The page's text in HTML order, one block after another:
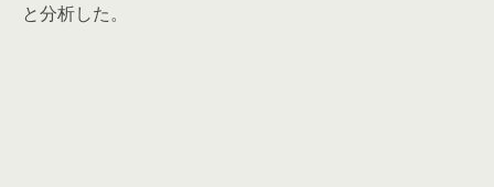
と分析した。